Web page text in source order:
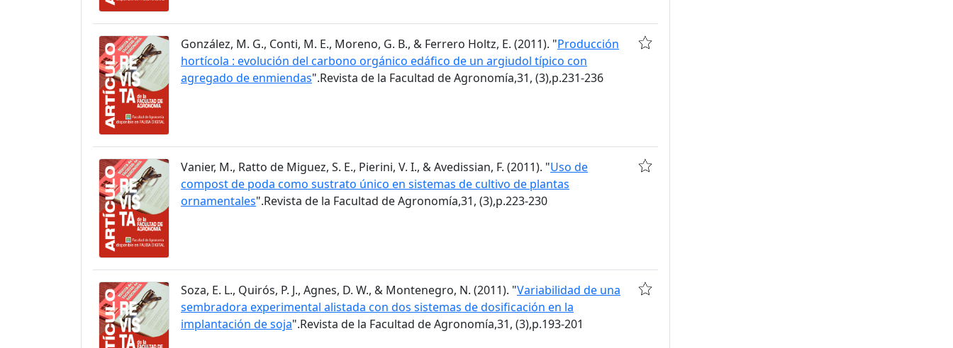
González, M. G., Conti, M. E., Moreno, G. B., & Ferrero Holtz, E. (2011). "Producción
hortícola : evolución del carbono orgánico edáfico de un argiudol típico con
agregado de enmiendas".Revista de la Facultad de Agronomía,31, (3),p.231-236
Vanier, M., Ratto de Miguez, S. E., Pierini, V. I., & Avedissian, F. (2011). "Uso de
compost de poda como sustrato único en sistemas de cultivo de plantas
ornamentales".Revista de la Facultad de Agronomía,31, (3),p.223-230
Soza, E. L., Quirós, P. J., Agnes, D. W., & Montenegro, N. (2011). "Variabilidad de una
sembradora experimental alistada con dos sistemas de dosificación en la
implantación de soja".Revista de la Facultad de Agronomía,31, (3),p.193-201